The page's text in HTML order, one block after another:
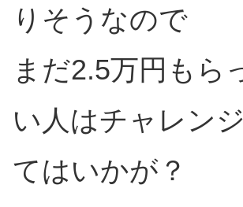
りそうなので
まだ2.5万円もら
い人はチャレン
てはいかが？